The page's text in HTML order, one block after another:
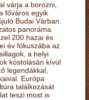
várja a borozni,
főváros egyik
Budai Várban.
panoráma
200 hazai és
év fókuszába az
a helyi
kóstolásán kívül
legendákkal,
Európa
találkozását
teszi most is